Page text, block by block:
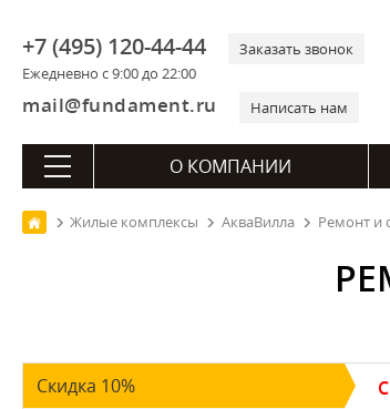
+7 (495) 120-44-44
Ежедневно с 9:00 до 22:00
Заказать звонок
mail@fundament.ru Написать нам
О КОМПАНИИ
Жилые комплексы АкваВилла Ремонт и
Скидка 10%